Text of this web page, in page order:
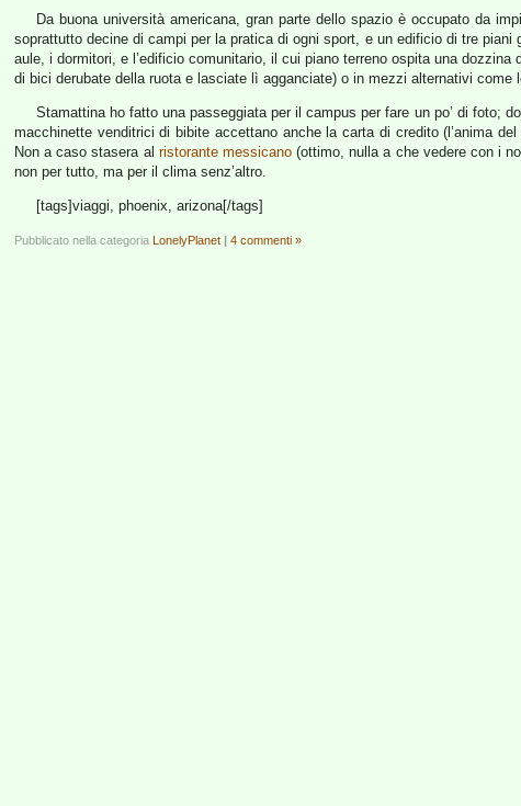
Da buona università americana, gran parte dello spazio è occupato da
soprattutto decine di campi per la pratica di ogni sport, e un edificio di tre
aule, i dormitori, e l’edificio comunitario, il cui piano terreno ospita una
di bici derubate della ruota e lasciate lì agganciate) o in mezzi alternativi
Stamattina ho fatto una passeggiata per il campus per fare un po’ di foto;
macchinette venditrici di bibite accettano anche la carta di credito (l’anima
Non a caso stasera al ristorante messicano(ottimo, nulla a che vedere con i
non per tutto, ma per il clima senz’altro.
[tags]viaggi, phoenix, arizona[/tags]
Pubblicato nella categoria LonelyPlanet | 4 commenti »